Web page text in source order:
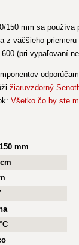
150 mm sa
z väčšieho
(pri vypaľovaní
žiaruvzdorný
Všetko čo by ste
mm